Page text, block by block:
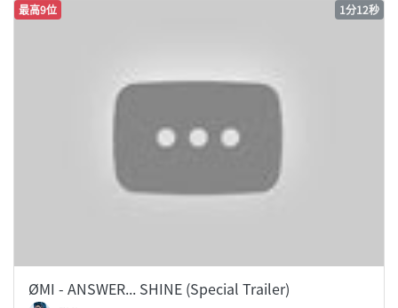
最高9位 1分12秒
ØMI - ANSWER... SHINE (Special Trailer)